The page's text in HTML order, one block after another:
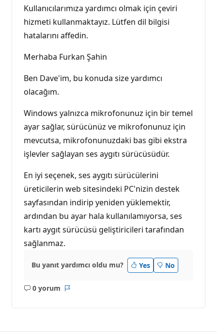
ı
n
l
ı
k
a
Kullanıcılarımıza yardımcı olmak için çeviri
hizmeti kullanmaktayız. Lütfen dil bilgisi
hatalarını affedin.
Merhaba Furkan Şahin
Ben Dave'im, bu konuda size yardımcı
olacağım.
Windows yalnızca mikrofonunuz için bir temel
ayar sağlar, sürücünüz ve mikrofonunuz için
mevcutsa, mikrofonunuzdaki bas gibi ekstra
işlevler sağlayan ses aygıtı sürücüsüdür.
En iyi seçenek, ses aygıtı sürücülerini
üreticilerin web sitesindeki PC'nizin destek
sayfasından indirip yeniden yüklemektir,
ardından bu ayar hala kullanılamıyorsa, ses
kartı aygıt sürücüsü geliştiricileri tarafından
sağlanmaz.
Bu yanıt yardımcı oldu mu? Yes No
0 yorum
Açıklama